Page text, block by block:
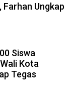
Farhan Ungkap
Siswa
Kota
Tegas